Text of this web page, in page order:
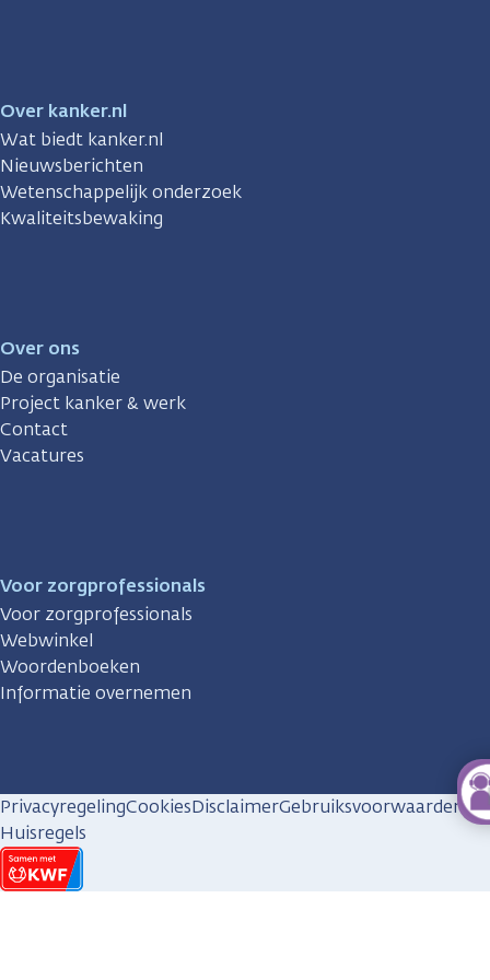
Over kanker.nl
Wat biedt kanker.nl
Nieuwsberichten
Wetenschappelijk onderzoek
Kwaliteitsbewaking
Over ons
De organisatie
Project kanker & werk
Contact
Vacatures
Voor zorgprofessionals
Voor zorgprofessionals
Webwinkel
Woordenboeken
Informatie overnemen
PrivacyregelingCookiesDisclaimerGebruiksvoorwaarden
Huisregels